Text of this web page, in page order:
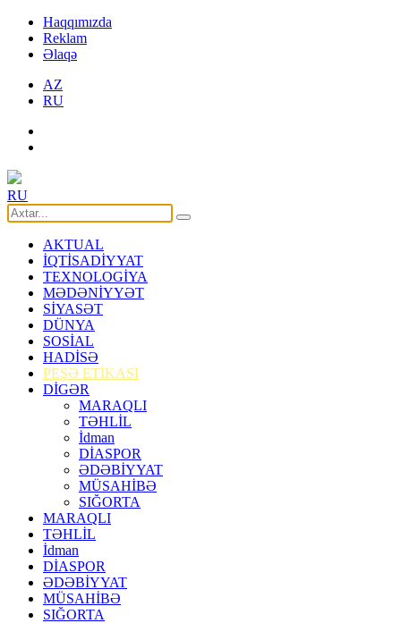
Haqqımızda
Reklam
Əlaqə
AZ
RU
RU
AKTUAL
İQTİSADİYYAT
TEXNOLOGİYA
MƏDƏNİYYƏT
SİYASƏT
DÜNYA
SOSİAL
HADİSƏ
PEŞƏ ETİKASI
DİGƏR
MARAQLI
TƏHLİL
İdman
DİASPOR
ƏDƏBİYYAT
MÜSAHİBƏ
SIĞORTA
MARAQLI
TƏHLİL
İdman
DİASPOR
ƏDƏBİYYAT
MÜSAHİBƏ
SIĞORTA